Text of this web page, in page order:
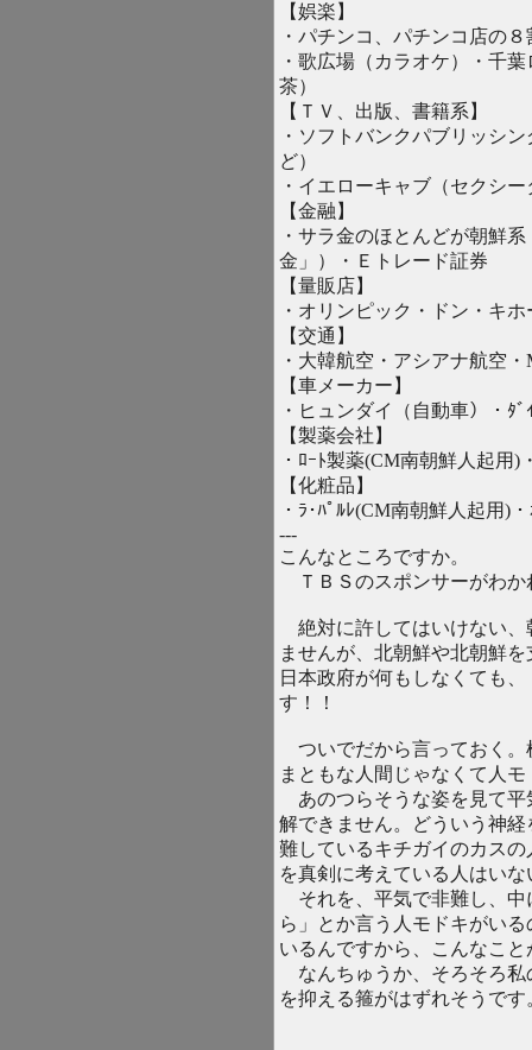
【娯楽】
・パチンコ、パチンコ店の
・歌広場（カラオケ）・千
茶）
【ＴＶ、出版、書籍系】
・ソフトバンクパブリッシ
ど）
・イエローキャブ（セクシ
【金融】
・サラ金のほとんどが朝鮮
金」）・Ｅトレード証券
【量販店】
・オリンピック・ドン・キホ
【交通】
・大韓航空・アシアナ航空
【車メーカー】
・ヒュンダイ（自動車）・ﾀ
【製薬会社】
・ﾛｰﾄ製薬(CM南朝鮮人起用)
【化粧品】
・ﾗ･ﾊﾟﾙﾚ(CM南朝鮮人起用)
---
こんなところですか。
ＴＢＳのスポンサーがわか
絶対に許してはいけない、
ませんが、北朝鮮や北朝鮮
日本政府が何もしなくても
す！！
ついでだから言っておく。
まともな人間じゃなくて人
あのつらそうな姿を見て平
解できません。どういう神
難しているキチガイのカス
を真剣に考えている人はい
それを、平気で非難し、中
ら」とか言う人モドキがい
いるんですから、こんなこと
なんちゅうか、そろそろ私
を抑える箍がはずれそうです